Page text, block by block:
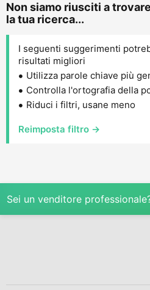
Non siamo riusciti a
la tua ricerca...
I seguenti suggerimenti
risultati migliori
Utilizza parole chiave più
Controlla l'ortografia della
Riduci i filtri, usane meno
Reimposta filtro →
Sei un venditore